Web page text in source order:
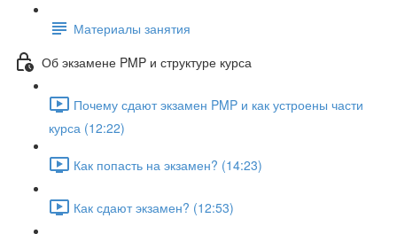
Материалы занятия
Об экзамене PMP и структуре курса
Почему сдают экзамен PMP и как устроены части
курса (12:22)
Как попасть на экзамен? (14:23)
Как сдают экзамен? (12:53)